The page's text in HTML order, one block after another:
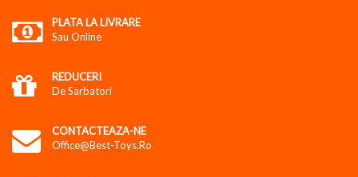
PLATA LA LIVRARE
Sau Online
REDUCERI
De Sarbatori
CONTACTEAZA-NE
Office@best-Toys.ro